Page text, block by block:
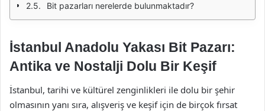
Bit pazarları nerelerde bulunmaktadır?
İstanbul Anadolu Yakası Bit Pazarı:
Antika ve Nostalji Dolu Bir Keşif
İstanbul, tarihi ve kültürel zenginlikleri ile dolu bir şehir
olmasının yanı sıra, alışveriş ve keşif için de birçok fırsat